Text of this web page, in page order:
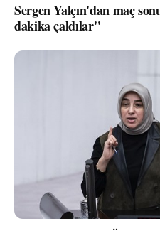
Sergen Yalçın'dan maç
dakika çaldılar"